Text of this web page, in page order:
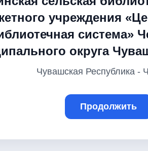
учреждения
система»
округа
Чувашская Республика -
Продолжить